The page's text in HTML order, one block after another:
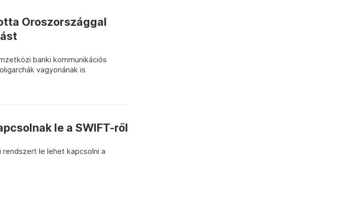
Oroszországgal
banki kommunikációs
vagyonának is
le a SWIFT-ről
le lehet kapcsolni a